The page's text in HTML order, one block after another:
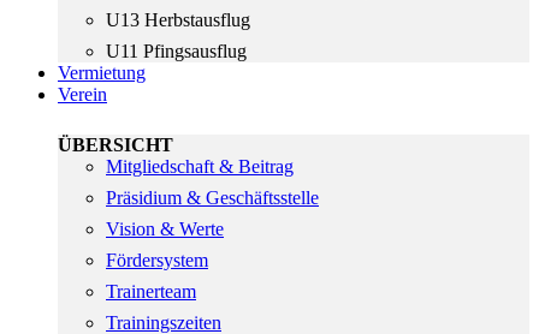
U13 Herbstausflug
U11 Pfingsausflug
Vermietung
Verein
ÜBERSICHT
Mitgliedschaft & Beitrag
Präsidium & Geschäftsstelle
Vision & Werte
Fördersystem
Trainerteam
Trainingszeiten